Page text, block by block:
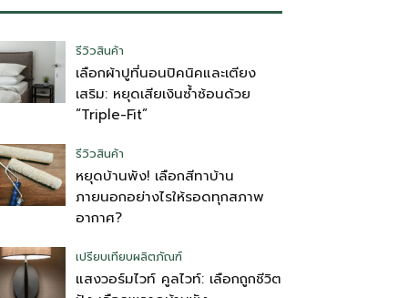
รีวิวสินค้า
เลือกผ้าปูที่นอนปิคนิคและเตียง
เสริม: หยุดเสียเงินซ้ำซ้อนด้วย
“Triple-Fit”
รีวิวสินค้า
หยุดบ้านพัง! เลือกสีทาบ้าน
ภายนอกอย่างไรให้รอดทุกสภาพ
อากาศ?
เปรียบเทียบผลิตภัณฑ์
แสงวอร์มไวท์ คูลไวท์: เลือกถูกชีวิต